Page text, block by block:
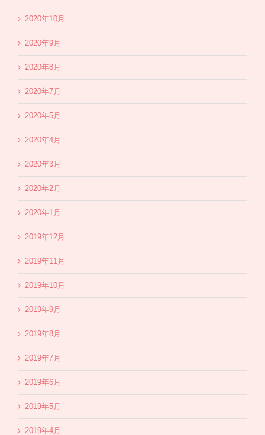
2020年10月
2020年9月
2020年8月
2020年7月
2020年5月
2020年4月
2020年3月
2020年2月
2020年1月
2019年12月
2019年11月
2019年10月
2019年9月
2019年8月
2019年7月
2019年6月
2019年5月
2019年4月